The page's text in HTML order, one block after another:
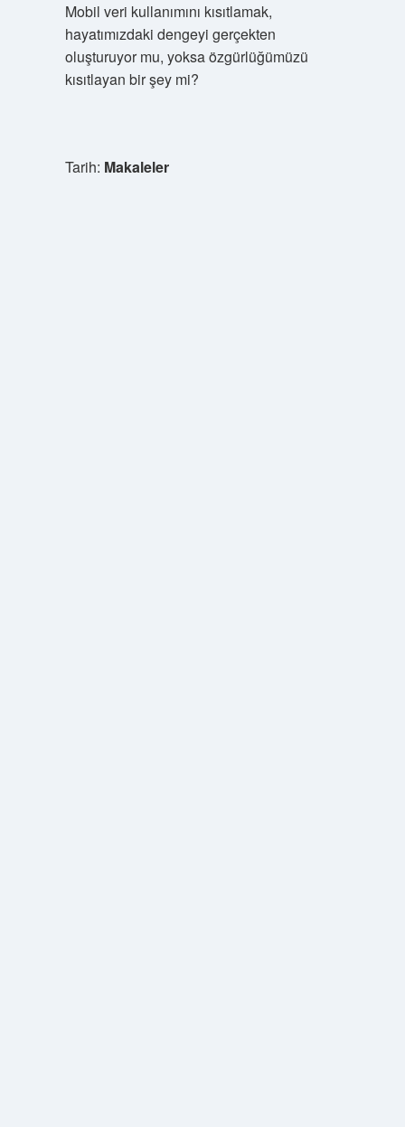
Mobil veri kullanımını kısıtlamak,
hayatımızdaki dengeyi gerçekten
oluşturuyor mu, yoksa özgürlüğümüzü
kısıtlayan bir şey mi?
Tarih: Makaleler